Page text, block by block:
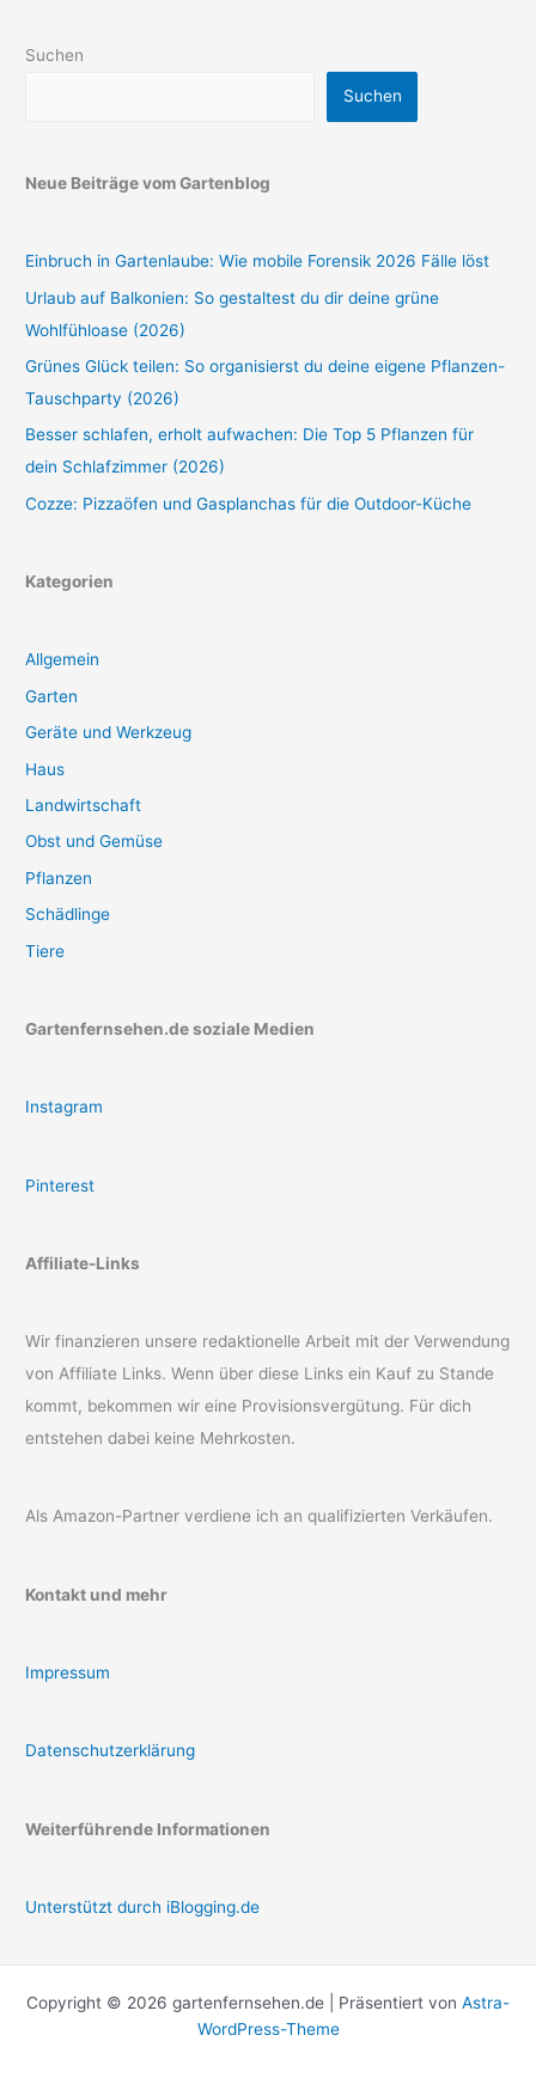
Suchen
Suchen
Neue Beiträge vom Gartenblog
Einbruch in Gartenlaube: Wie mobile Forensik 2026 Fälle löst
Urlaub auf Balkonien: So gestaltest du dir deine grüne
Wohlfühloase (2026)
Grünes Glück teilen: So organisierst du deine eigene Pflanzen-
Tauschparty (2026)
Besser schlafen, erholt aufwachen: Die Top 5 Pflanzen für
dein Schlafzimmer (2026)
Cozze: Pizzaöfen und Gasplanchas für die Outdoor-Küche
Kategorien
Allgemein
Garten
Geräte und Werkzeug
Haus
Landwirtschaft
Obst und Gemüse
Pflanzen
Schädlinge
Tiere
Gartenfernsehen.de soziale Medien
Instagram
Pinterest
Affiliate-Links
Wir finanzieren unsere redaktionelle Arbeit mit der Verwendung
von Affiliate Links. Wenn über diese Links ein Kauf zu Stande
kommt, bekommen wir eine Provisionsvergütung. Für dich
entstehen dabei keine Mehrkosten.
Als Amazon-Partner verdiene ich an qualifizierten Verkäufen.
Kontakt und mehr
Impressum
Datenschutzerklärung
Weiterführende Informationen
Unterstützt durch iBlogging.de
Copyright © 2026 gartenfernsehen.de | Präsentiert von Astra-
WordPress-Theme